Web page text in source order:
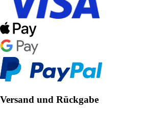
Versand und Rückgabe